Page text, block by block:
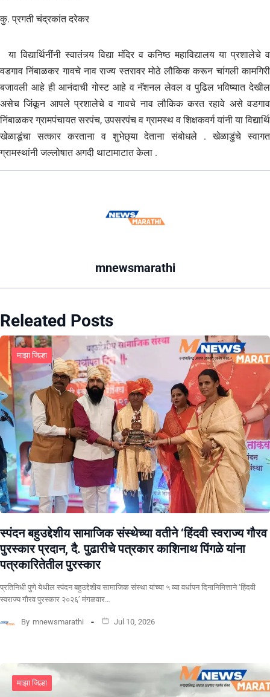
कु. प्रगती चंद्रकांत दरेकर
या विद्यार्थिनींनी स्वातंत्र्य विद्या मंदिर व कनिष्ठ महाविद्यालय या प्रशालेचे व
वडगाव निंबाळकर गावचे नाव राज्य स्तरावर मोठे लौकिक करून चांगली कामगिरी
बजावली आहे ही आनंदाची गोस्ट आहे व नॅशनल लेवल व पुढिल भविष्यात देखील
असेच जिंकून आपले प्रशालेचे व गावचे नाव लौकिक करत रहावे असे वडगाव
निंबाळकर ग्रामपंचायत सरपंच, उपसरपंच व ग्रामस्थ व शिक्षकवर्ग यांनी या विद्यार्थि
खेळाडूंचा सत्कार करताना व शुभेछ्या देताना संबोधले . खेळाडुंचे स्वागत
ग्रामस्थांनी जल्लोषात अगदी थाटामाटात केला .
mnewsmarathi
Releated Posts
माझा जिल्हा
स्पंदन बहुउद्देशीय सामाजिक संस्थेच्या वतीने ‘हिंदवी स्वराज्य गौरव
पुरस्कार प्रदान, दै. पुढारीचे पत्रकार काशिनाथ पिंगळे यांना
पत्रकारितेतील पुरस्कार
प्रतिनिधी पुणे येथील स्पंदन बहुउद्देशीय सामाजिक संस्था यांच्या ५ व्या वर्धापन दिनानिमित्ताने ‘हिंदवी
स्वराज्य गौरव पुरस्कार २०२६’ मंगळवार…
By mnewsmarathi Jul 10, 2026
माझा जिल्हा